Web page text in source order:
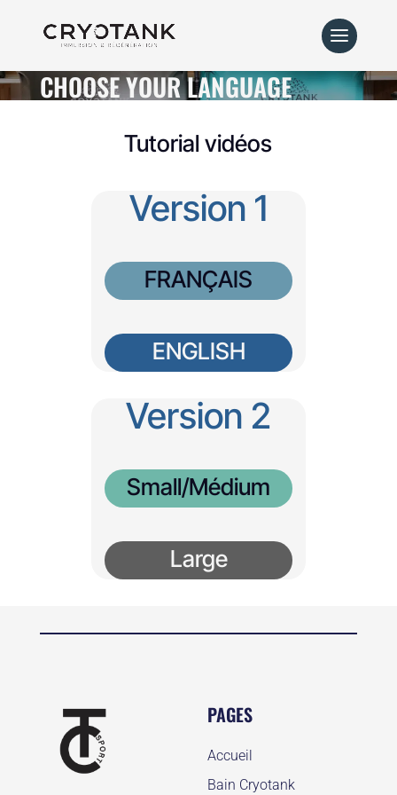
NOUS CONTACTER
CHOOSE YOUR LANGUAGE
Tutorial vidéos
Version 1
FRANÇAIS
ENGLISH
Version 2
Small/Médium
Large
PAGES
Accueil
Bain Cryotank